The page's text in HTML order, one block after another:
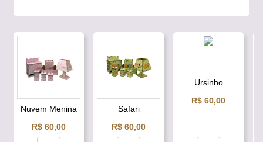
Nuvem Menina
R$ 60,00
Safari
R$ 60,00
Ursinho
R$ 60,00